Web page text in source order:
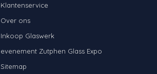
Klantenservice
Over ons
Inkoop Glaswerk
evenement Zutphen Glass Expo
Sitemap